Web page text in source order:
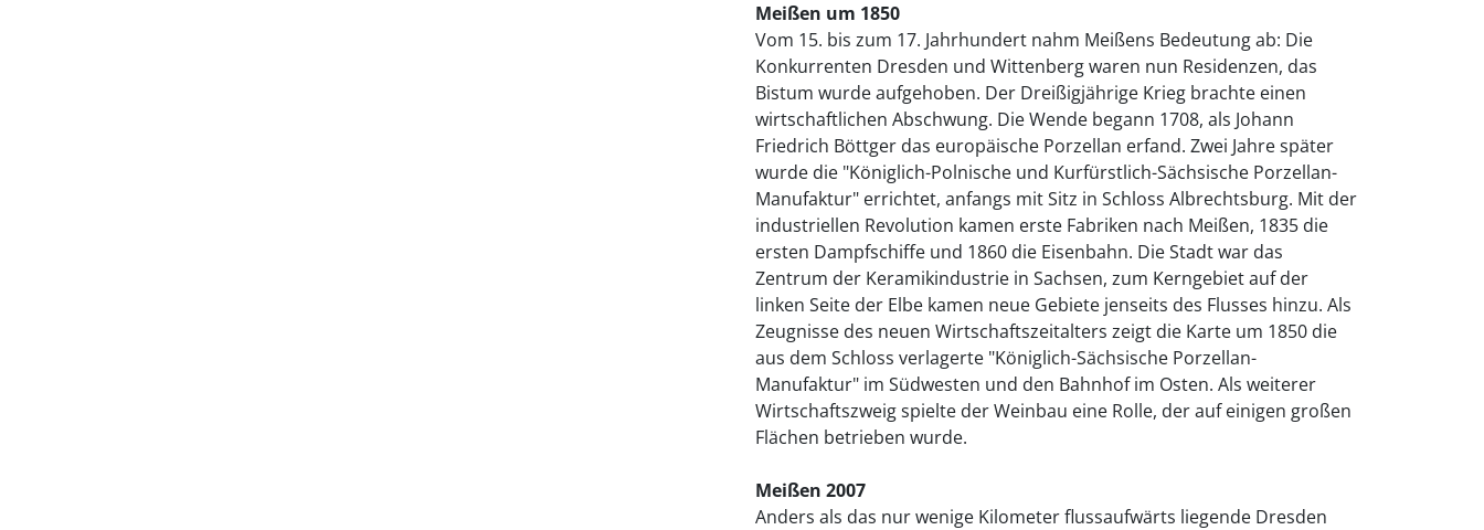
Meißen um 1850
Vom 15. bis zum 17. Jahrhundert nahm Meißens Bedeutung ab: Die
Konkurrenten Dresden und Wittenberg waren nun Residenzen, das
Bistum wurde aufgehoben. Der Dreißigjährige Krieg brachte einen
wirtschaftlichen Abschwung. Die Wende begann 1708, als Johann
Friedrich Böttger das europäische Porzellan erfand. Zwei Jahre später
wurde die "Königlich-Polnische und Kurfürstlich-Sächsische Porzellan-
Manufaktur" errichtet, anfangs mit Sitz in Schloss Albrechtsburg. Mit der
industriellen Revolution kamen erste Fabriken nach Meißen, 1835 die
ersten Dampfschiffe und 1860 die Eisenbahn. Die Stadt war das
Zentrum der Keramikindustrie in Sachsen, zum Kerngebiet auf der
linken Seite der Elbe kamen neue Gebiete jenseits des Flusses hinzu. Als
Zeugnisse des neuen Wirtschaftszeitalters zeigt die Karte um 1850 die
aus dem Schloss verlagerte "Königlich-Sächsische Porzellan-
Manufaktur" im Südwesten und den Bahnhof im Osten. Als weiterer
Wirtschaftszweig spielte der Weinbau eine Rolle, der auf einigen großen
Flächen betrieben wurde.
Meißen 2007
Anders als das nur wenige Kilometer flussaufwärts liegende Dresden